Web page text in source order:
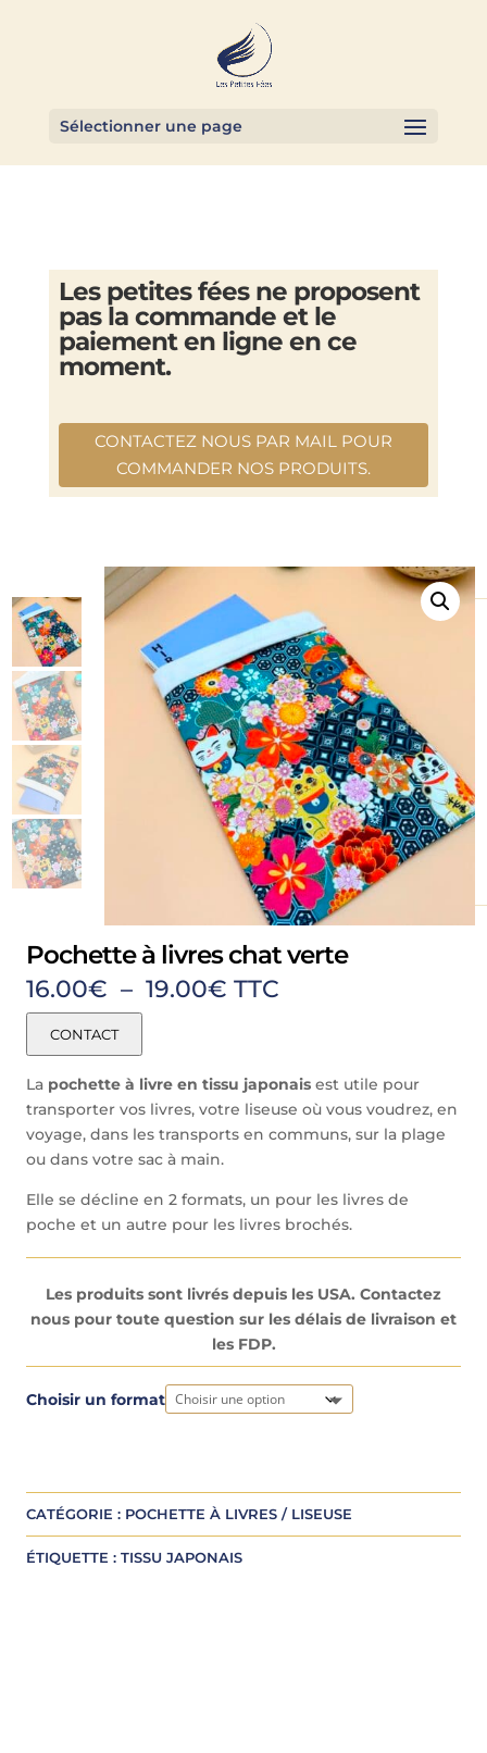
Sélectionner une page
Les petites fées ne proposent
pas la commande et le
paiement en ligne en ce
moment.
CONTACTEZ NOUS PAR MAIL POUR
COMMANDER NOS PRODUITS.
Pochette à livres chat verte
16.00€ – 19.00€Plage
à
19.00€
TTC
CONTACT
La pochette à livre en tissu japonaisest utile pour
transporter vos livres, votre liseuse où vous voudrez, en
voyage, dans les transports en communs, sur la plage
ou dans votre sac à main.
Elle se décline en 2 formats, un pour les livres de
poche et un autre pour les livres brochés.
Les produits sont livrés depuis les USA. Contactez
nous pour toute question sur les délais de livraison et
les FDP.
Choisir un format
A
r
n
a
CATÉGORIE : POCHETTE À LIVRES / LISEUSE
ÉTIQUETTE : TISSU JAPONAIS